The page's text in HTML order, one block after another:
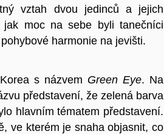
vztah dvou jedinců a jejich
jak moc na sebe byli tanečníci
harmonie na jevišti.
s názvem Green Eye. Na
představení, že zelená barva
hlavním tématem představení.
ve kterém je snaha objasnit, co